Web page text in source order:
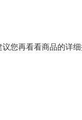
您再看看商品的详